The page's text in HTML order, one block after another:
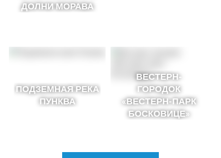
ДОЛНИ МОРАВА
ПОДЗЕМНАЯ РЕКА
ПУНКВА
ВЕСТЕРН-
ГОРОДОК
«ВЕСТЕРН-ПАРК
БОСКОВИЦЕ»